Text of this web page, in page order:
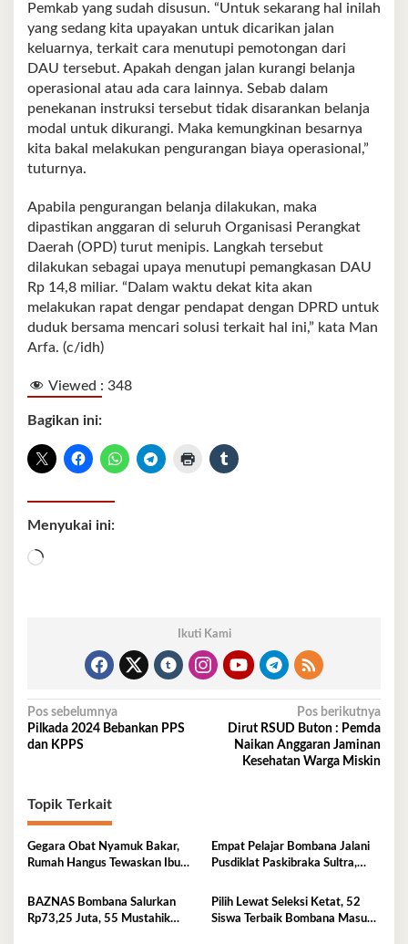
Pemkab yang sudah disusun. “Untuk sekarang hal inilah
yang sedang kita upayakan untuk dicarikan jalan
keluarnya, terkait cara menutupi pemotongan dari
DAU tersebut. Apakah dengan jalan kurangi belanja
operasional atau ada cara lainnya. Sebab dalam
penekanan instruksi tersebut tidak disarankan belanja
modal untuk dikurangi. Maka kemungkinan besarnya
kita bakal melakukan pengurangan biaya operasional,”
tuturnya.
Apabila pengurangan belanja dilakukan, maka
dipastikan anggaran di seluruh Organisasi Perangkat
Daerah (OPD) turut menipis. Langkah tersebut
dilakukan sebagai upaya menutupi pemangkasan DAU
Rp 14,8 miliar. “Dalam waktu dekat kita akan
melakukan rapat dengar pendapat dengan DPRD untuk
duduk bersama mencari solusi terkait hal ini,” kata Man
Arfa. (c/idh)
Viewed : 348
Bagikan ini:
Menyukai ini:
Memuat...
Ikuti Kami
Navigasi
pos
Pos sebelumnya
Pilkada 2024 Bebankan PPS
dan KPPS
Pos berikutnya
Dirut RSUD Buton : Pemda
Naikan Anggaran Jaminan
Kesehatan Warga Miskin
Topik Terkait
Gegara Obat Nyamuk Bakar,
Rumah Hangus Tewaskan Ibu
Empat Pelajar Bombana Jalani
Pusdiklat Paskibraka Sultra,
BAZNAS Bombana Salurkan
Rp73,25 Juta, 55 Mustahik
Pilih Lewat Seleksi Ketat, 52
Siswa Terbaik Bombana Masuk